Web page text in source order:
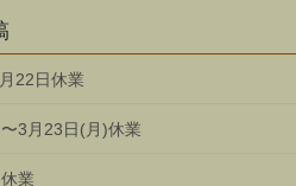
22日休業
3月23日(月)休業
業